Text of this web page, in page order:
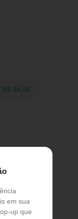
em sua
up que
R$ 54,36